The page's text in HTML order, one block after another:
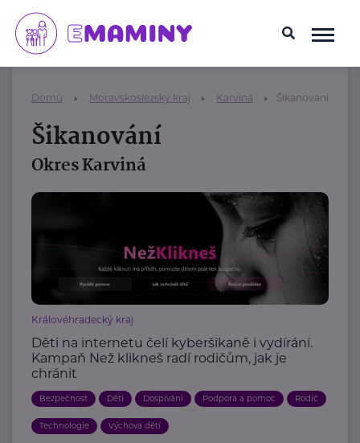
Domů Moravskoslezský kraj Karviná Šikanování
Šikanování
Okres Karviná
Královéhradecký kraj
Děti na internetu čelí kyberšikaně i vydírání.
Kampaň Než klikneš radí rodičům, jak je
chránit
Bezpečnost Děti Dospívání Podpora a pomoc Rodič
Technologie Výchova dětí